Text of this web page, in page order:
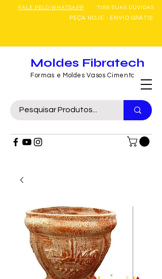
FALE PELO WHATSAPP TIRE SUAS DÚVIDAS
PEÇA HOJE - ENVIO GRÁTIS
Formas e Moldes Vasos Cimento
Moldes Fibratech